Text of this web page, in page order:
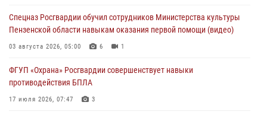
Спецназ Росгвардии обучил сотрудников Министерства культуры
Пензенской области навыкам оказания первой помощи (видео)
03 августа 2026, 05:00 6 1
ФГУП «Охрана» Росгвардии совершенствует навыки
противодействия БПЛА
17 июля 2026, 07:47 3